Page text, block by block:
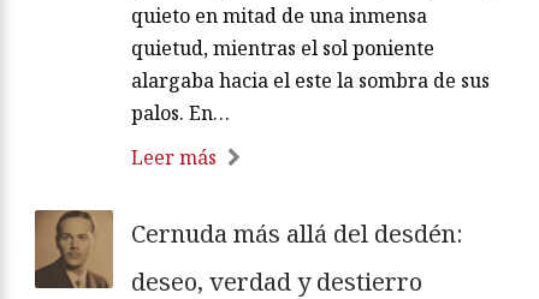
quieto en mitad de una inmensa
quietud, mientras el sol poniente
alargaba hacia el este la sombra de sus
palos. En…
Leer más
Cernuda más allá del desdén:
deseo, verdad y destierro